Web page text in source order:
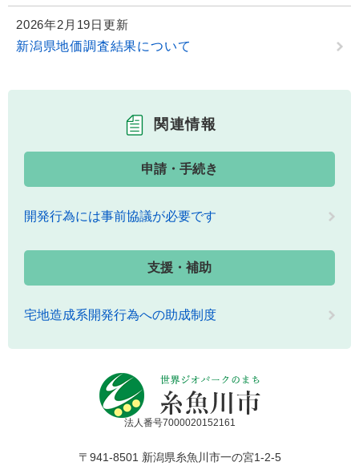
2026年2月19日更新
新潟県地価調査結果について
関連情報
申請・手続き
開発行為には事前協議が必要です
支援・補助
宅地造成系開発行為への助成制度
法人番号7000020152161
〒941-8501 新潟県糸魚川市一の宮1-2-5